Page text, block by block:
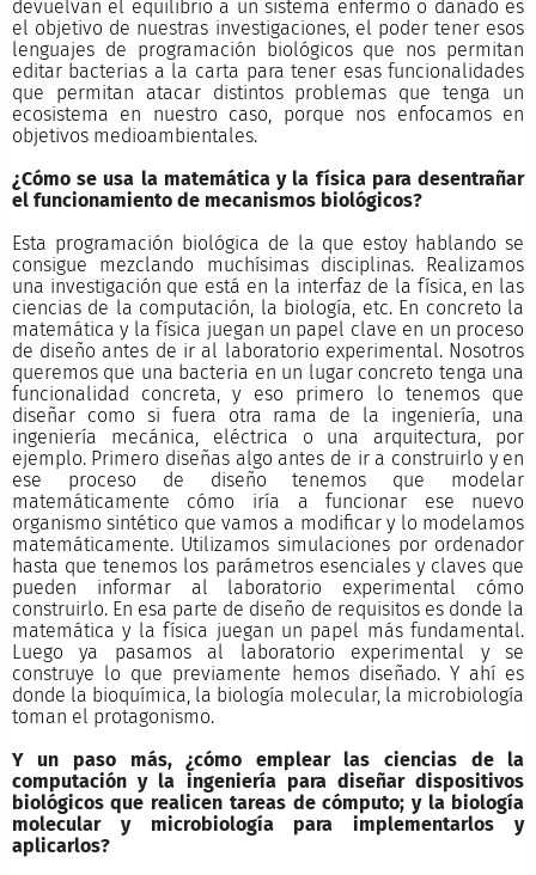
devuelvan el equilibrio a un sistema enfermo o dañado es
el objetivo de nuestras investigaciones, el poder tener esos
lenguajes de programación biológicos que nos permitan
editar bacterias a la carta para tener esas funcionalidades
que permitan atacar distintos problemas que tenga un
ecosistema en nuestro caso, porque nos enfocamos en
objetivos medioambientales.
¿Cómo se usa la matemática y la física para desentrañar
el funcionamiento de mecanismos biológicos?
Esta programación biológica de la que estoy hablando se
consigue mezclando muchísimas disciplinas. Realizamos
una investigación que está en la interfaz de la física, en las
ciencias de la computación, la biología, etc. En concreto la
matemática y la física juegan un papel clave en un proceso
de diseño antes de ir al laboratorio experimental. Nosotros
queremos que una bacteria en un lugar concreto tenga una
funcionalidad concreta, y eso primero lo tenemos que
diseñar como si fuera otra rama de la ingeniería, una
ingeniería mecánica, eléctrica o una arquitectura, por
ejemplo. Primero diseñas algo antes de ir a construirlo y en
ese proceso de diseño tenemos que modelar
matemáticamente cómo iría a funcionar ese nuevo
organismo sintético que vamos a modificar y lo modelamos
matemáticamente. Utilizamos simulaciones por ordenador
hasta que tenemos los parámetros esenciales y claves que
pueden informar al laboratorio experimental cómo
construirlo. En esa parte de diseño de requisitos es donde la
matemática y la física juegan un papel más fundamental.
Luego ya pasamos al laboratorio experimental y se
construye lo que previamente hemos diseñado. Y ahí es
donde la bioquímica, la biología molecular, la microbiología
toman el protagonismo.
Y un paso más, ¿cómo emplear las ciencias de la
computación y la ingeniería para diseñar dispositivos
biológicos que realicen tareas de cómputo; y la biología
molecular y microbiología para implementarlos y
aplicarlos?